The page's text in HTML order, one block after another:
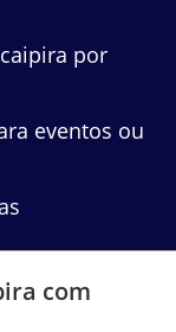
por
eventos ou
com